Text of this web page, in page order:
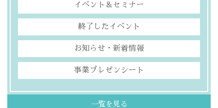
イベント＆セミナー
終了したイベント
お知らせ・新着情報
事業プレゼンシート
一覧を見る